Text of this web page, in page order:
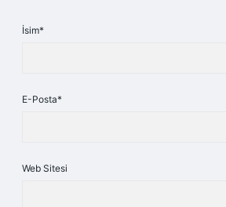
İsim*
E-Posta*
Web Sitesi